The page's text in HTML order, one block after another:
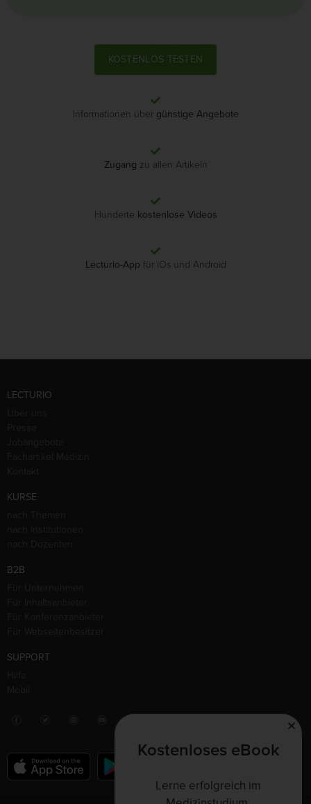
KOSTENLOS TESTEN
Informationen über günstige Angebote
Zugang zu allen Artikeln
Hunderte kostenlose Videos
Lecturio-App für iOs und Android
LECTURIO
KURSE
B2B
SUPPORT
Kostenloses eBook
Lerne erfolgreich im